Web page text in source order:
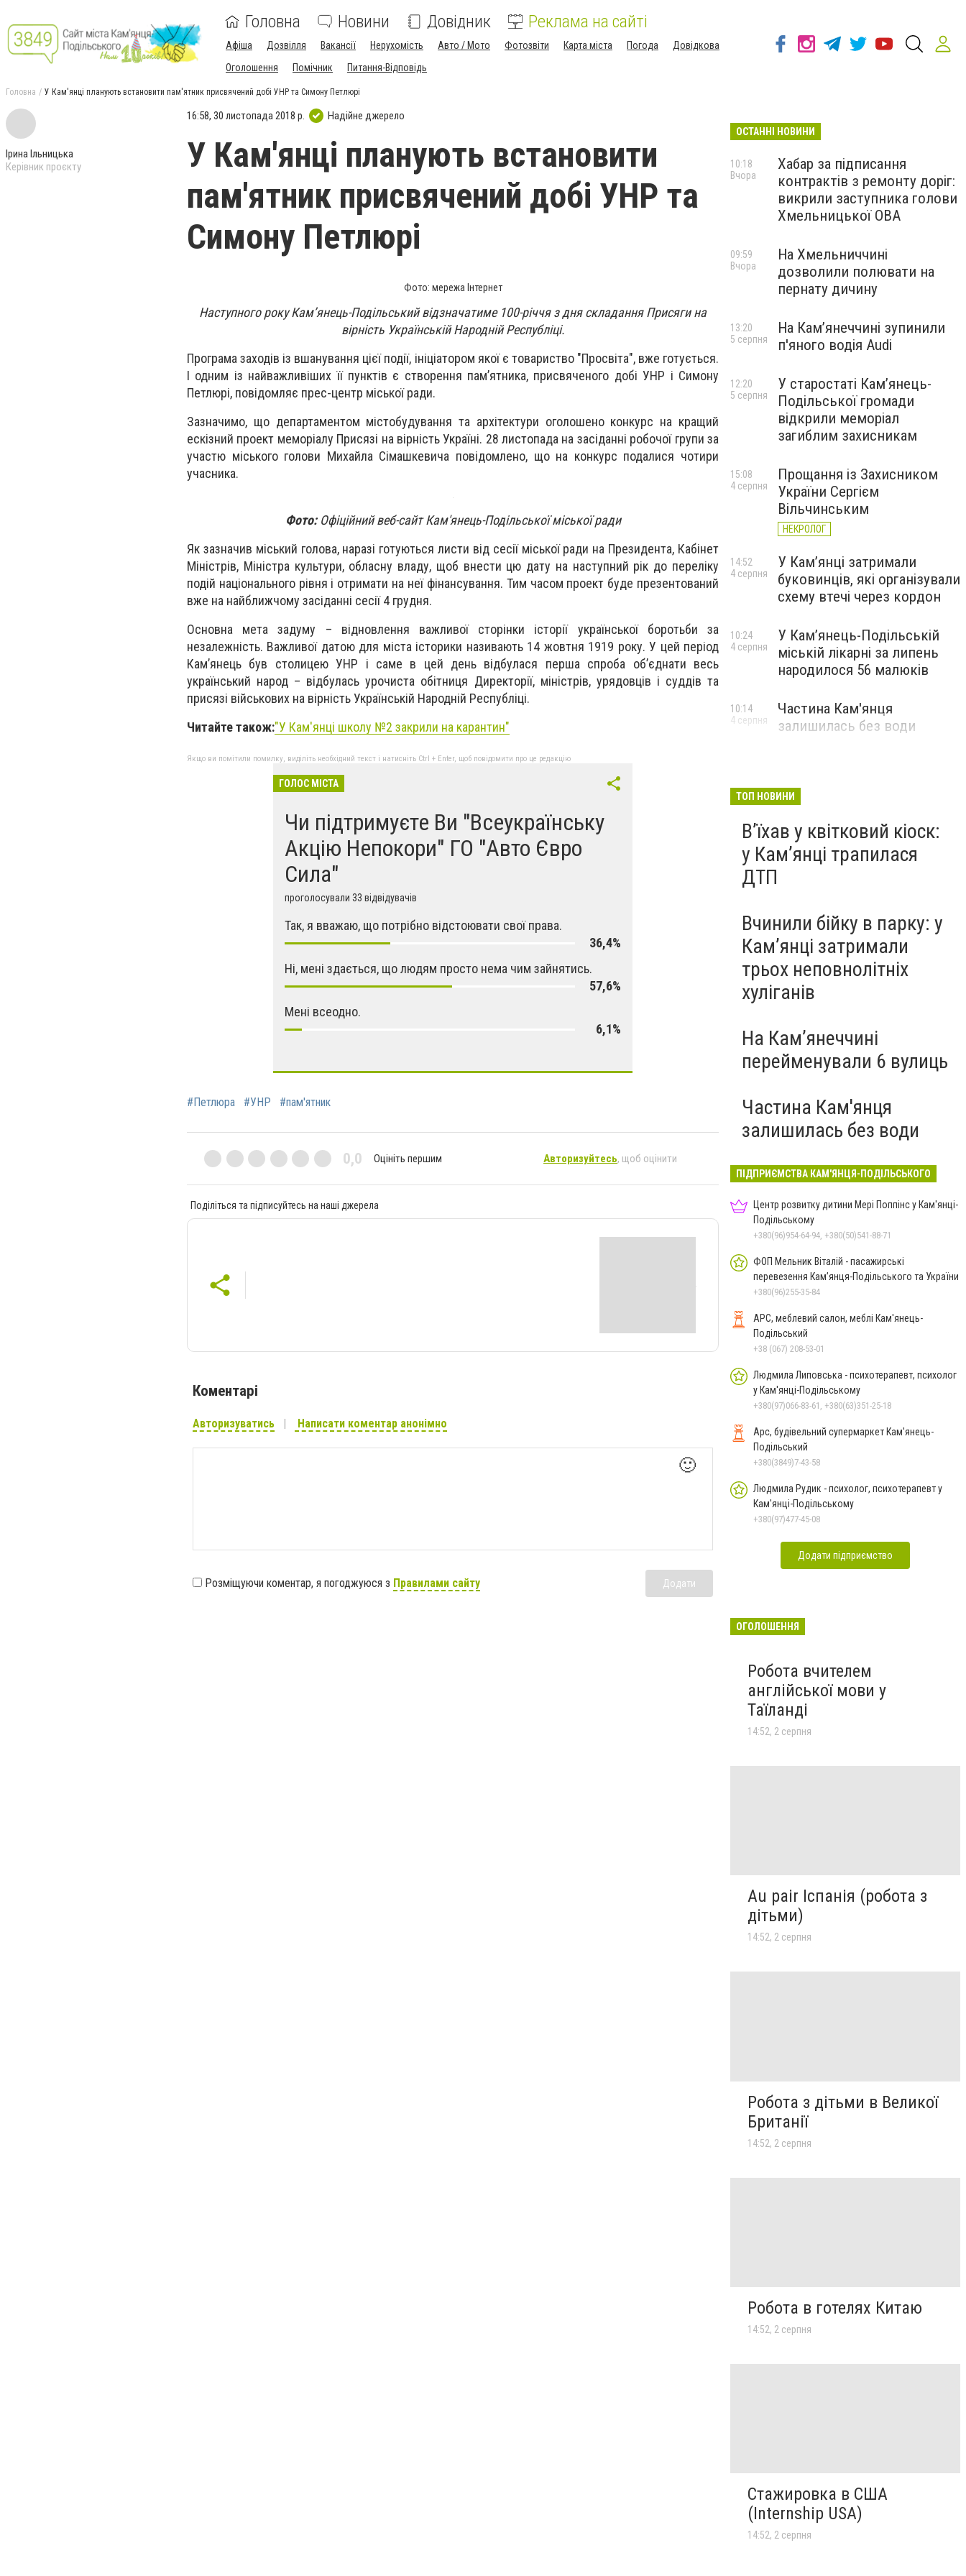
Головна Новини Довідник Реклама на сайті
Афіша Дозвілля Вакансії Нерухомість Авто / Мото Фотозвіти Карта міста Погода
Довідкова
Оголошення
Помічник Питання-Відповідь
Головна У Кам'янці планують встановити пам'ятник присвячений добі УНР та Симону Петлюрі
Ірина Ільницька
Керівник проєкту
16:58, 30 листопада 2018 р. Надійне джерело
У Кам'янці планують встановити
пам'ятник присвячений добі УНР та
Симону Петлюрі
Фото: мережа Інтернет
Наступного року Кам’янець-Подільський відзначатиме 100-річчя з дня складання Присяги на
вірність Українській Народній Республіці.
Програма заходів із вшанування цієї події, ініціатором якої є товариство "Просвіта", вже готується.
І одним із найважливіших її пунктів є створення пам’ятника, присвяченого добі УНР і Симону
Петлюрі, повідомляє прес-центр міської ради.
Зазначимо, що департаментом містобудування та архітектури оголошено конкурс на кращий
ескізний проект меморіалу Присязі на вірність Україні. 28 листопада на засіданні робочої групи за
участю міського голови Михайла Сімашкевича повідомлено, що на конкурс подалися чотири
учасника.
Фото:Офіційний веб-сайт Кам'янець-Подільської міської ради
Як зазначив міський голова, наразі готуються листи від сесії міської ради на Президента, Кабінет
Міністрів, Міністра культури, обласну владу, щоб внести цю дату на наступний рік до переліку
подій національного рівня і отримати на неї фінансування. Тим часом проект буде презентований
вже на найближчому засіданні сесії 4 грудня.
Основна мета задуму – відновлення важливої сторінки історії української боротьби за
незалежність. Важливої датою для міста історики називають 14 жовтня 1919 року. У цей період
Кам’янець був столицею УНР і саме в цей день відбулася перша спроба об’єднати весь
український народ – відбулась урочиста обітниця Директорії, міністрів, урядовців і суддів та
присязі військових на вірність Українській Народній Республіці.
Читайте також:"У Кам'янці школу №2 закрили на карантин"
Якщо ви помітили помилку, виділіть необхідний текст і натисніть Ctrl + Enter, щоб повідомити про це редакцію
ГОЛОС МІСТА
Чи підтримуєте Ви "Всеукраїнську
Акцію Непокори" ГО "Авто Євро
Сила"
проголосували 33 відвідувачів
Так, я вважаю, що потрібно відстоювати свої права.
36,4%
Ні, мені здається, що людям просто нема чим зайнятись.
57,6%
Мені всеодно.
6,1%
#Петлюра #УНР #пам'ятник
0,0 Оцініть першим Авторизуйтесь, щоб оцінити
Поділіться та підписуйтесь на наші джерела
Коментарі
Авторизуватись Написати коментар анонімно
🙂
Розміщуючи коментар, я погоджуюся з Правилами сайту Додати
ОСТАННІ НОВИНИ
Хабар за підписання
контрактів з ремонту доріг:
викрили заступника голови
Хмельницької ОВА
10:18
Вчора
На Хмельниччині
дозволили полювати на
пернату дичину
09:59
Вчора
На Камʼянеччині зупинили
п'яного водія Audi
13:20
5 серпня
У старостаті Кам’янець-
Подільської громади
відкрили меморіал
загиблим захисникам
12:20
5 серпня
Прощання із Захисником
України Сергієм
Вільчинським
НЕКРОЛОГ
15:08
4 серпня
У Кам’янці затримали
буковинців, які організували
схему втечі через кордон
14:52
4 серпня
У Кам’янець-Подільській
міській лікарні за липень
народилося 56 малюків
10:24
4 серпня
Частина Кам'янця
залишилась без води
10:14
4 серпня
ТОП НОВИНИ
Вʼїхав у квітковий кіоск:
у Камʼянці трапилася
ДТП
Вчинили бійку в парку: у
Кам’янці затримали
трьох неповнолітніх
хуліганів
На Камʼянеччині
перейменували 6 вулиць
Частина Кам'янця
залишилась без води
ПІДПРИЄМСТВА КАМ'ЯНЦЯ-ПОДІЛЬСЬКОГО
Центр розвитку дитини Мері Поппінс у Кам'янці-
Подільському
+380(96)954-64-94, +380(50)541-88-71
ФОП Мельник Віталій - пасажирські
перевезення Кам’янця-Подільського та України
+380(96)255-35-84
АРС, меблевий салон, меблі Кам'янець-
Подільський
+38 (067) 208-53-01
Людмила Липовська - психотерапевт, психолог
у Кам'янці-Подільському
+380(97)066-83-61, +380(63)351-25-18
Арс, будівельний супермаркет Кам'янець-
Подільський
+380(3849)7-43-58
Людмила Рудик - психолог, психотерапевт у
Кам'янці-Подільському
+380(97)477-45-08
Додати підприємство
ОГОЛОШЕННЯ
Робота вчителем
англійської мови у
Таїланді
14:52, 2 серпня
Au pair Іспанія (робота з
дітьми)
14:52, 2 серпня
Робота з дітьми в Великої
Британії
14:52, 2 серпня
Робота в готелях Китаю
14:52, 2 серпня
Стажировка в США
(Internship USA)
14:52, 2 серпня